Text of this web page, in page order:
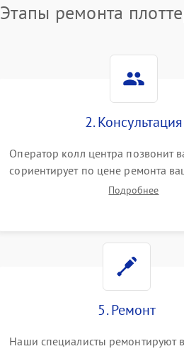
Этапы ремонта
2. Консультация
Оператор колл центра позвонит
сориентирует по цене ремонта
а также ответит на все ваши
Подробнее
5. Ремонт
Наши специалисты ремонтируют